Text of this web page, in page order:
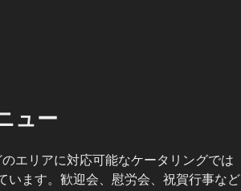
ュー
エリアに対応可能なケータリングでは
います。歓迎会、慰労会、祝賀行事など